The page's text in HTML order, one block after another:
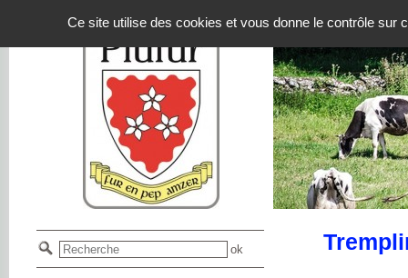
Ce site utilise des cookies et vous donne le contrôle sur